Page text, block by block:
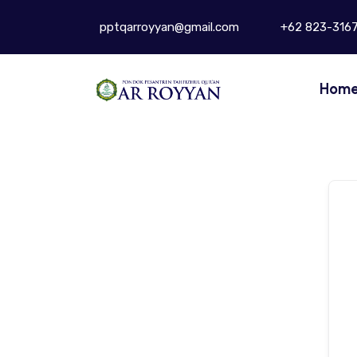
pptqarroyyan@gmail.com +62 823-